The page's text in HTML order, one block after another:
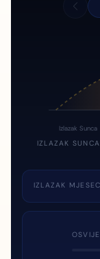
Izlazak Sunca
IZLAZAK SUNCA
IZLAZAK